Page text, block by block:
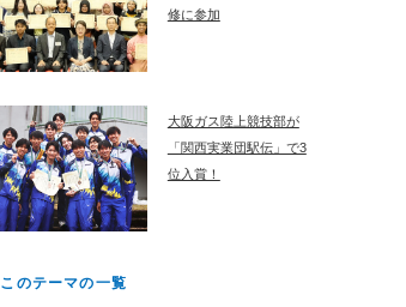
修に参加
大阪ガス陸上競技部が
「関西実業団駅伝」で3
位入賞！
このテーマの一覧